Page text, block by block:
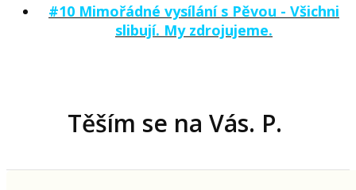
#10 Mimořádné vysílání s Pěvou - Všichni
slibují. My zdrojujeme.
Těším se na Vás. P.